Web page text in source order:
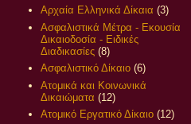
Αρχαία Ελληνικά Δίκαια (3)
Ασφαλιστικά Μέτρα - Εκουσία
Δικαιοδοσία - Ειδικές
Διαδικασίες (8)
Ασφαλιστικό Δίκαιο (6)
Ατομικά και Κοινωνικά
Δικαιώματα (12)
Ατομικό Εργατικό Δίκαιο (12)